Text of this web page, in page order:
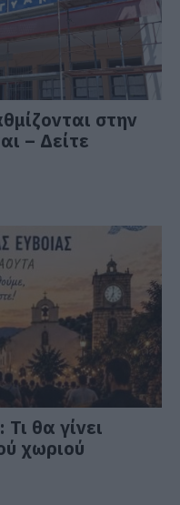
στην
– Δείτε
θα γίνει
χωριού